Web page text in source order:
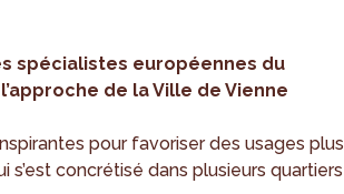
spécialistes européennes du
l’approche de la Ville de Vienne
pour favoriser des usages plus
s’est concrétisé dans plusieurs quartiers